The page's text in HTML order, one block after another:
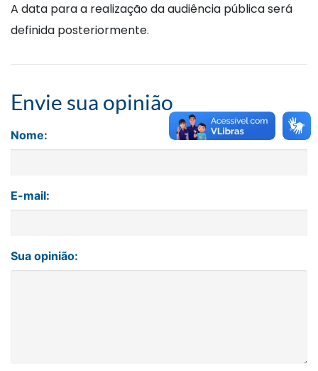
A data para a realização da audiência pública será
definida posteriormente.
Envie sua opinião
Nome:
E-mail:
Sua opinião: